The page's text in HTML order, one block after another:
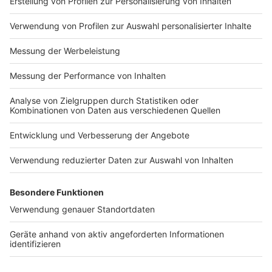
Nutzungsbedingungen
Impressum
Das Band-ABC
Jobs
Archiv
Teilnahme­bedingungen
Geschäfts­bedingungen
Kontakt
Studio-Hotline
ROCK ANTENNE
Region wechseln